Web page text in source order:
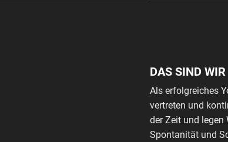
DAS SIND WIR
Als erfolgreiches
vertreten und
der Zeit und
Spontanität und